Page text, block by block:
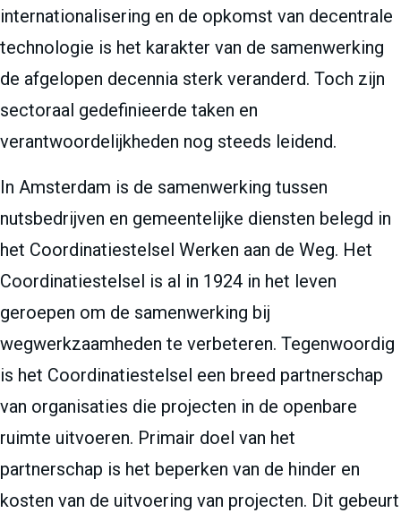
internationalisering en de opkomst van decentrale
technologie is het karakter van de samenwerking
de afgelopen decennia sterk veranderd. Toch zijn
sectoraal gedefinieerde taken en
verantwoordelijkheden nog steeds leidend.
In Amsterdam is de samenwerking tussen
nutsbedrijven en gemeentelijke diensten belegd in
het Coordinatiestelsel Werken aan de Weg. Het
Coordinatiestelsel is al in 1924 in het leven
geroepen om de samenwerking bij
wegwerkzaamheden te verbeteren. Tegenwoordig
is het Coordinatiestelsel een breed partnerschap
van organisaties die projecten in de openbare
ruimte uitvoeren. Primair doel van het
partnerschap is het beperken van de hinder en
kosten van de uitvoering van projecten. Dit gebeurt